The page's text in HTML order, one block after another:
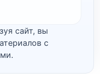
сайт, вы
с